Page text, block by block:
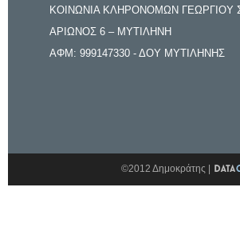
ΚΟΙΝΩΝΙΑ ΚΛΗΡΟΝΟΜΩΝ ΓΕΩΡΓΙΟΥ
ΑΡΙΩΝΟΣ 6 – ΜΥΤΙΛΗΝΗ
ΑΦΜ: 999147330 - ΔΟΥ ΜΥΤΙΛΗΝΗΣ
©2012 Δημοκράτης |